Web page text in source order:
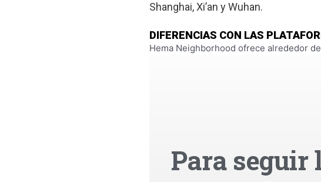
Shanghai, Xi’an y Wuhan.
DIFERENCIAS CON LAS
Hema Neighborhood ofrece alrededor
Para seguir